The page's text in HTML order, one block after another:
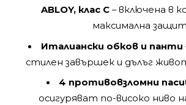
ABLOY, клас C – включена в
максимална
Италиански обков и панти
стилен завършек и дълъг
4 противовзломни
осигуряват по-високо ниво